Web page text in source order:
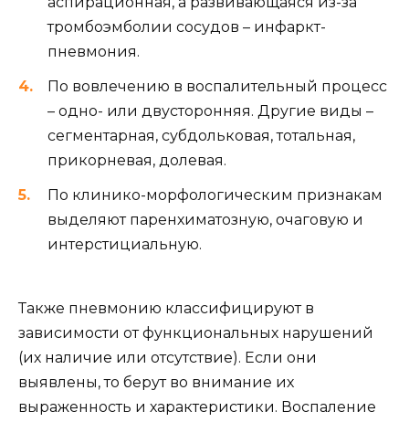
тромбоэмболии сосудов – инфаркт-
пневмония.
По вовлечению в воспалительный процесс
– одно- или двусторонняя. Другие виды –
сегментарная, субдольковая, тотальная,
прикорневая, долевая.
По клинико-морфологическим признакам
выделяют паренхиматозную, очаговую и
интерстициальную.
Также пневмонию классифицируют в
зависимости от функциональных нарушений
(их наличие или отсутствие). Если они
выявлены, то берут во внимание их
выраженность и характеристики. Воспаление